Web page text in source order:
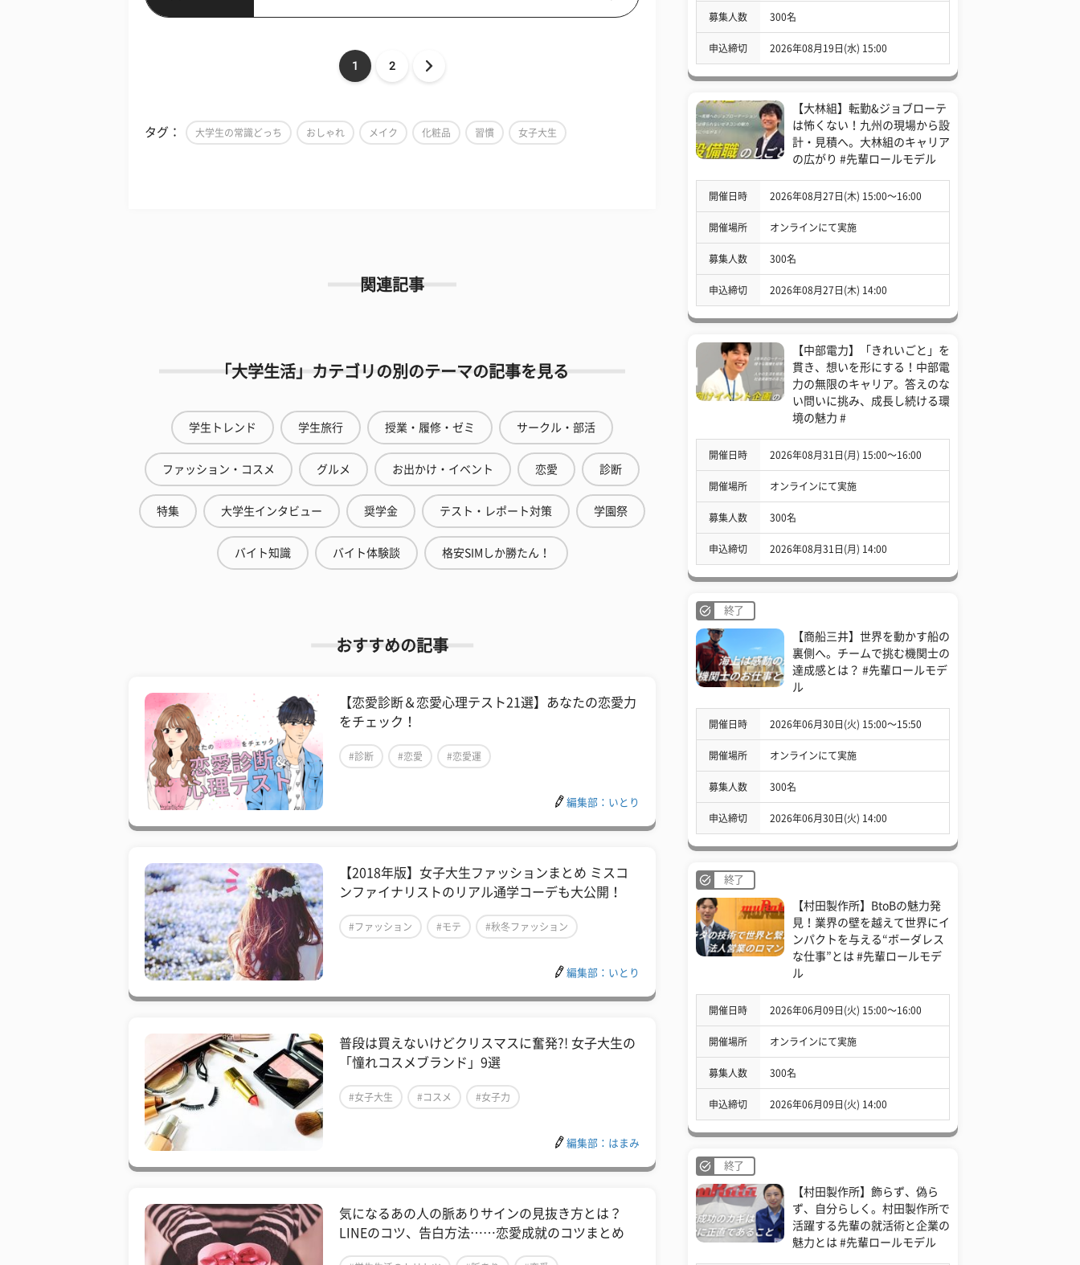
1 2
タグ： 大学生の常識どっち おしゃれ メイク 化粧品 習慣 女子大生
関連記事
「大学生活」カテゴリの別のテーマの記事を見る
学生トレンド 学生旅行 授業・履修・ゼミ サークル・部活
ファッション・コスメ グルメ お出かけ・イベント 恋愛 診断
特集 大学生インタビュー 奨学金 テスト・レポート対策 学園祭
バイト知識 バイト体験談 格安SIMしか勝たん！
おすすめの記事
【恋愛診断＆恋愛心理テスト21選】あなたの恋愛力
をチェック！
#診断 #恋愛 #恋愛運
編集部：いとり
【2018年版】女子大生ファッションまとめ ミスコ
ンファイナリストのリアル通学コーデも大公開！
#ファッション #モテ #秋冬ファッション
編集部：いとり
普段は買えないけどクリスマスに奮発?! 女子大生の
「憧れコスメブランド」9選
#女子大生 #コスメ #女子力
編集部：はまみ
気になるあの人の脈ありサインの見抜き方とは？
LINEのコツ、告白方法……恋愛成就のコツまとめ
募集人数 300名
申込締切 2026年08月19日(水) 15:00
【大林組】転勤&ジョブローテ
は怖くない！九州の現場から設
計・見積へ。大林組のキャリア
の広がり #先輩ロールモデル
開催日時 2026年08月27日(木) 15:00〜16:00
開催場所 オンラインにて実施
募集人数 300名
申込締切 2026年08月27日(木) 14:00
【中部電力】「きれいごと」を
貫き、想いを形にする！中部電
力の無限のキャリア。答えのな
い問いに挑み、成長し続ける環
境の魅力 #
開催日時 2026年08月31日(月) 15:00〜16:00
開催場所 オンラインにて実施
募集人数 300名
申込締切 2026年08月31日(月) 14:00
終了
【商船三井】世界を動かす船の
裏側へ。チームで挑む機関士の
達成感とは？ #先輩ロールモデ
ル
開催日時 2026年06月30日(火) 15:00〜15:50
開催場所 オンラインにて実施
募集人数 300名
申込締切 2026年06月30日(火) 14:00
終了
【村田製作所】BtoBの魅力発
見！業界の壁を越えて世界にイ
ンパクトを与える“ボーダレス
な仕事”とは #先輩ロールモデ
ル
開催日時 2026年06月09日(火) 15:00〜16:00
開催場所 オンラインにて実施
募集人数 300名
申込締切 2026年06月09日(火) 14:00
終了
【村田製作所】飾らず、偽ら
ず、自分らしく。村田製作所で
活躍する先輩の就活術と企業の
魅力とは #先輩ロールモデル